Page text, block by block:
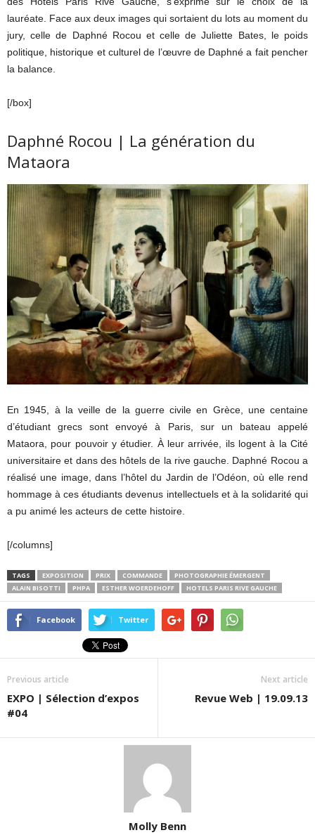
lauréate. Face aux deux images qui sortaient du lots au moment du
jury, celle de Daphné Rocou et celle de Juliette Bates, le poids
politique, historique et culturel de l’œuvre de Daphné a fait pencher
la balance.
[/box]
Daphné Rocou | La génération du
Mataora
En 1945, à la veille de la guerre civile en Grèce, une centaine
d’étudiant grecs sont envoyé à Paris, sur un bateau appelé
Mataora, pour pouvoir y étudier. À leur arrivée, ils logent à la Cité
universitaire et dans des hôtels de la rive gauche. Daphné Rocou a
réalisé une image, dans l’hôtel du Jardin de l’Odéon, où elle rend
hommage à ces étudiants devenus intellectuels et à la solidarité qui
a pu animé les acteurs de cette histoire.
[/columns]
TAGS EXPOSITION PRIX COMMANDE
PHOTOGRAPHIE ÉMERGENT
ALAIN BISOTTI
PHPA ESTHER WOERDEHOFF HOTELS PARIS RIVE GAUCHE
Facebook Twitter
Previous article
EXPO | Sélection d’expos
#04
Next article
Revue Web | 19.09.13
Molly Benn